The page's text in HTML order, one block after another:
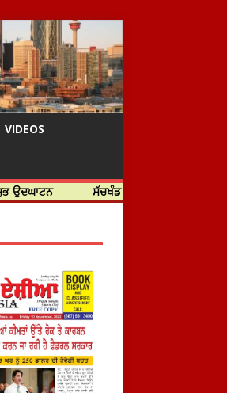
VIDEOS
ਸੱਚਖੰਡ ਸ੍ਰੀ ਹਰਿਮੰਦਰ ਸਾਹਿਬ ਵਿਖੇ ਸਜੇ ਜਲੌਅ